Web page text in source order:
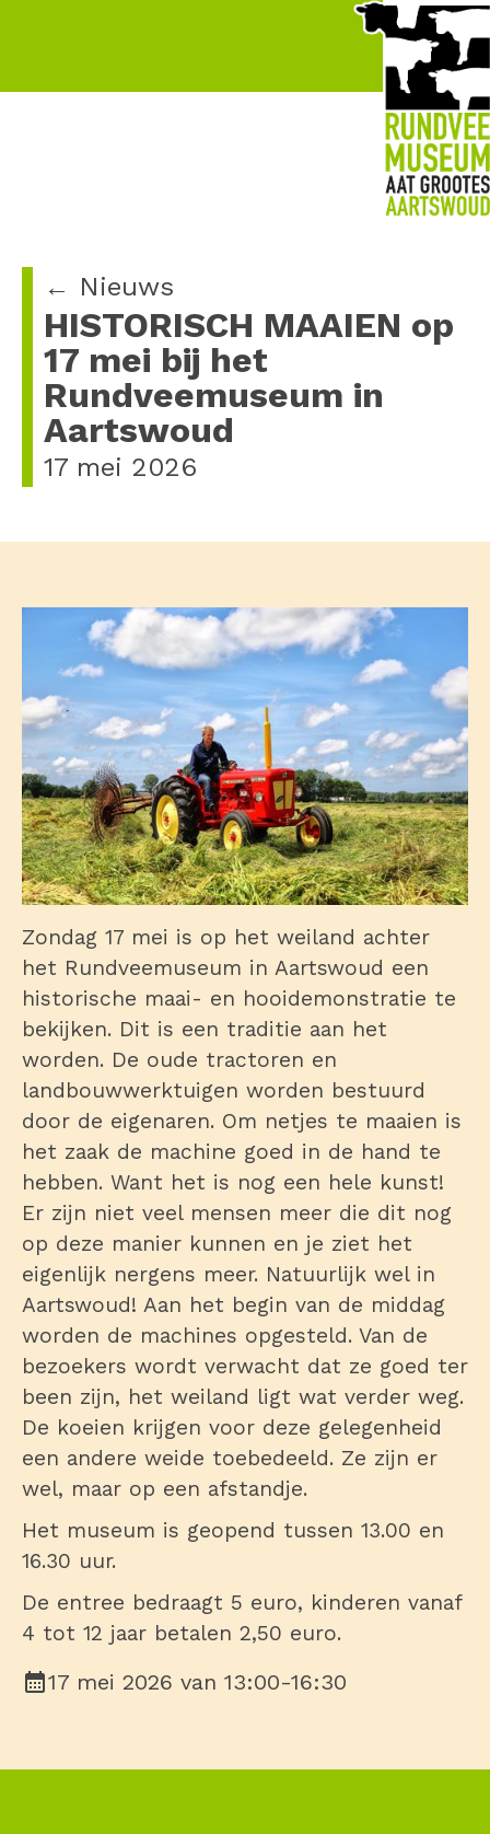
← Nieuws
HISTORISCH MAAIEN op
17 mei bij het
Rundveemuseum in
Aartswoud
17 mei 2026
Zondag 17 mei is op het weiland achter
het Rundveemuseum in Aartswoud een
historische maai- en hooidemonstratie te
bekijken. Dit is een traditie aan het
worden. De oude tractoren en
landbouwwerktuigen worden bestuurd
door de eigenaren. Om netjes te maaien is
het zaak de machine goed in de hand te
hebben. Want het is nog een hele kunst!
Er zijn niet veel mensen meer die dit nog
op deze manier kunnen en je ziet het
eigenlijk nergens meer. Natuurlijk wel in
Aartswoud! Aan het begin van de middag
worden de machines opgesteld. Van de
bezoekers wordt verwacht dat ze goed ter
been zijn, het weiland ligt wat verder weg.
De koeien krijgen voor deze gelegenheid
een andere weide toebedeeld. Ze zijn er
wel, maar op een afstandje.
Het museum is geopend tussen 13.00 en
16.30 uur.
De entree bedraagt 5 euro, kinderen vanaf
4 tot 12 jaar betalen 2,50 euro.
17 mei 2026 van 13:00-16:30